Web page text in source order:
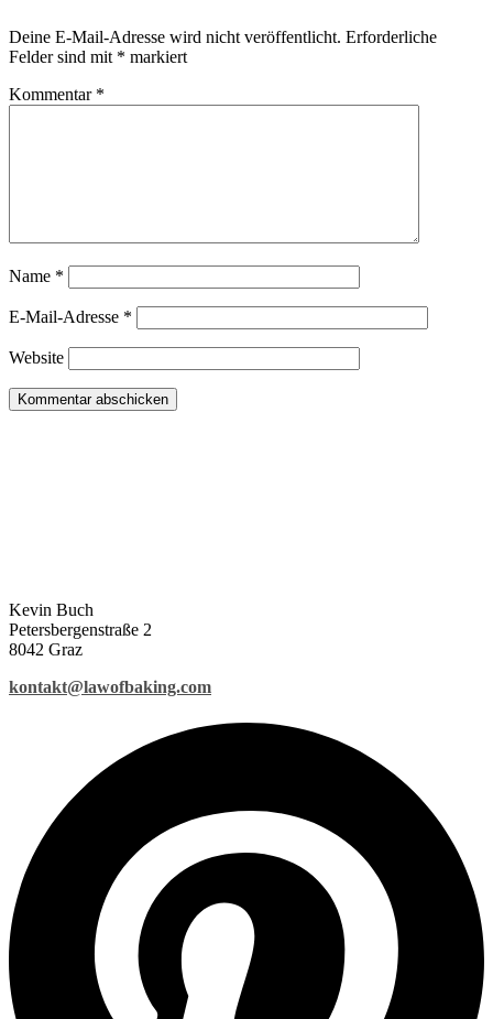
Deine E-Mail-Adresse wird nicht veröffentlicht. Erforderliche
Felder sind mit * markiert
Kommentar *
Name *
E-Mail-Adresse *
Website
Kevin Buch
Petersbergenstraße 2
8042 Graz
kontakt@lawofbaking.com